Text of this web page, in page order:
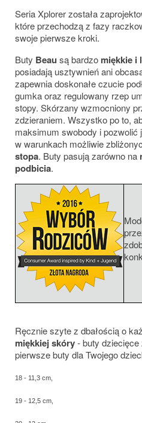
Seria Xplorer została
które przechodzą z fazy
swoje pierwsze kroki.
Buty Beau są bardzo miękkie i
posiadają usztywnień ani
zapewnia doskonałe czucie
gumka oraz regulowany rzep
stopy. Skórzany wzmocniony
zdzieraniem. Wszystko po to,
maksimum swobody i pozwolić
w warunkach możliwie
stopa. Buty pasują zarówno na
podbicia.
Ręcznie szyte z dbałością o
miękkiej skóry- buty dziecięce
pierwsze buty dla Twojego
18 - 11,3 cm,
19 - 12,5 cm,